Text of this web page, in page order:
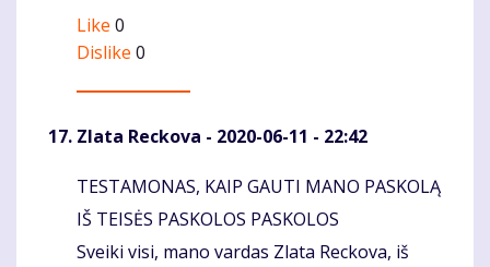
Like 0
Dislike 0
Zlata Reckova - 2020-06-11 - 22:42
Komentaras
TESTAMONAS, KAIP GAUTI MANO PASKOLĄ
IŠ TEISĖS PASKOLOS PASKOLOS
Sveiki visi, mano vardas Zlata Reckova, iš